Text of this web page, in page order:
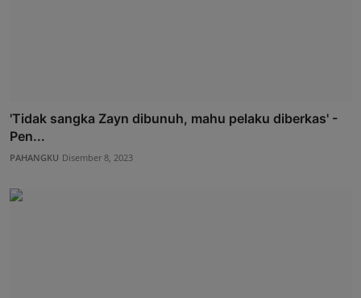
'Tidak sangka Zayn dibunuh, mahu pelaku diberkas' -
Pen...
PAHANGKU Disember 8, 2023